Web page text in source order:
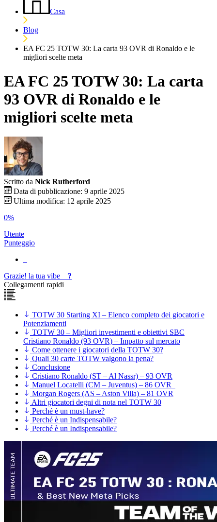
Casa
Blog
EA FC 25 TOTW 30: La carta 93 OVR di Ronaldo e le
migliori scelte meta
EA FC 25 TOTW 30: La carta
93 OVR di Ronaldo e le
migliori scelte meta
Scritto da Nick Rutherford
Data di pubblicazione: 9 aprile 2025
Ultima modifica: 12 aprile 2025
0%
Utente
Punteggio
Grazie! la tua vibe
?
Collegamenti rapidi
TOTW 30 Starting XI – Elenco completo dei giocatori e
Potenziamenti
TOTW 30 – Migliori investimenti e obiettivi SBC
Cristiano Ronaldo (93 OVR) – Impatto sul mercato
Come ottenere i giocatori della TOTW 30?
Quali 30 carte TOTW valgono la pena?
Conclusione
Cristiano Ronaldo (ST – Al Nassr) – 93 OVR
Manuel Locatelli (CM – Juventus) – 86 OVR
Morgan Rogers (AS – Aston Villa) – 81 OVR
Altri giocatori degni di nota nel TOTW 30
Perché è un must-have?
Perché è un Indispensabile?
Perché è un Indispensabile?